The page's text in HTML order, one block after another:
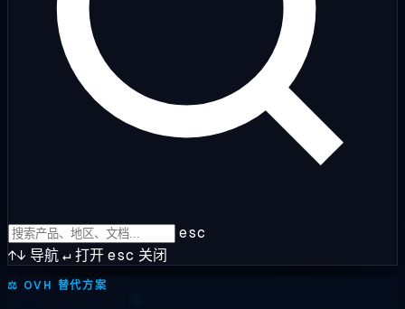
esc
↑↓ 导航↵打开esc 关闭
⚖️ OVH 替代方案